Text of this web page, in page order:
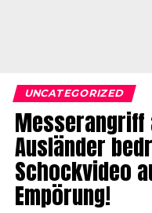
UNCATEGORIZED
Messerangriff
Ausländer
Schockvideo
Empörung!